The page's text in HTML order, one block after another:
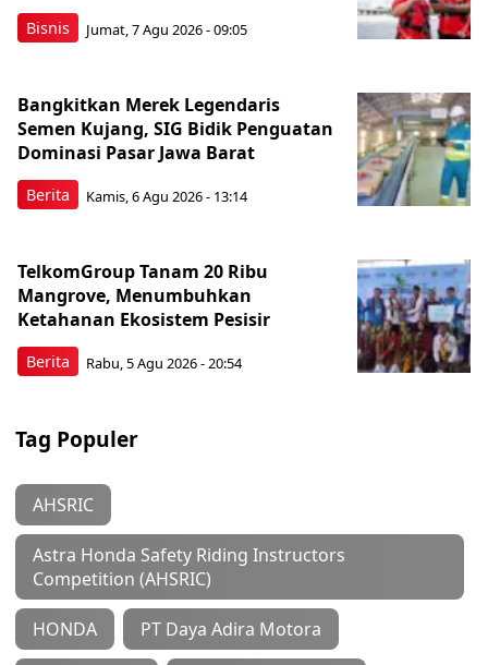
Bisnis Jumat, 7 Agu 2026 - 09:05
Berita
Bangkitkan Merek Legendaris
Semen Kujang, SIG Bidik Penguatan
Dominasi Pasar Jawa Barat
Kamis, 6 Agu 2026 - 13:14
Berita
TelkomGroup Tanam 20 Ribu
Mangrove, Menumbuhkan
Ketahanan Ekosistem Pesisir
Rabu, 5 Agu 2026 - 20:54
Tag Populer
AHSRIC
Astra Honda Safety Riding Instructors
Competition (AHSRIC)
HONDA PT Daya Adira Motora